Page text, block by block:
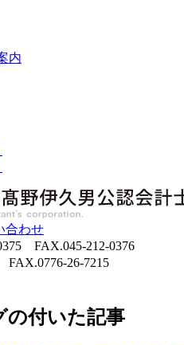
内
合わせ
FAX.045-212-0376
26-7215
の付いた記事